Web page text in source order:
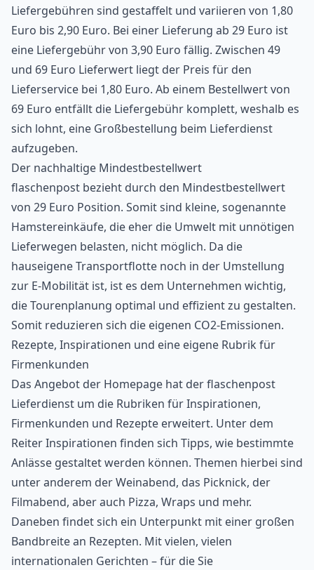
Liefergebühren sind gestaffelt und variieren von 1,80
Euro bis 2,90 Euro. Bei einer Lieferung ab 29 Euro ist
eine Liefergebühr von 3,90 Euro fällig. Zwischen 49
und 69 Euro Lieferwert liegt der Preis für den
Lieferservice bei 1,80 Euro. Ab einem Bestellwert von
69 Euro entfällt die Liefergebühr komplett, weshalb es
sich lohnt, eine Großbestellung beim Lieferdienst
aufzugeben.
Der nachhaltige Mindestbestellwert
flaschenpost bezieht durch den Mindestbestellwert
von 29 Euro Position. Somit sind kleine, sogenannte
Hamstereinkäufe, die eher die Umwelt mit unnötigen
Lieferwegen belasten, nicht möglich. Da die
hauseigene Transportflotte noch in der Umstellung
zur E-Mobilität ist, ist es dem Unternehmen wichtig,
die Tourenplanung optimal und effizient zu gestalten.
Somit reduzieren sich die eigenen CO2-Emissionen.
Rezepte, Inspirationen und eine eigene Rubrik für
Firmenkunden
Das Angebot der Homepage hat der flaschenpost
Lieferdienst um die Rubriken für Inspirationen,
Firmenkunden und Rezepte erweitert. Unter dem
Reiter Inspirationen finden sich Tipps, wie bestimmte
Anlässe gestaltet werden können. Themen hierbei sind
unter anderem der Weinabend, das Picknick, der
Filmabend, aber auch Pizza, Wraps und mehr.
Daneben findet sich ein Unterpunkt mit einer großen
Bandbreite an Rezepten. Mit vielen, vielen
internationalen Gerichten – für die Sie